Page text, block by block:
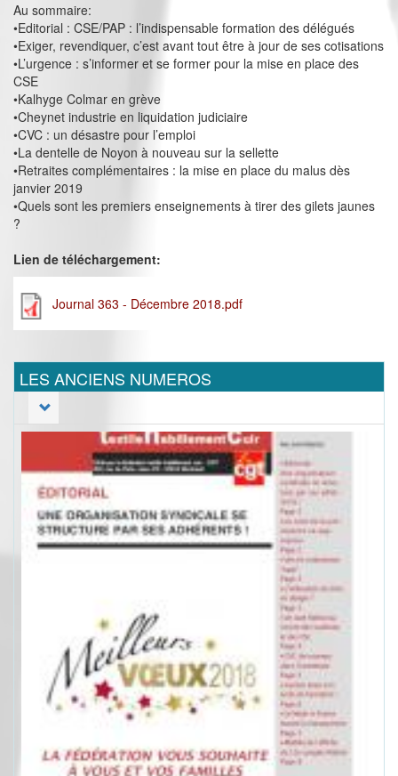
Au sommaire:
•Editorial : CSE/PAP : l’indispensable formation des délégués
•Exiger, revendiquer, c’est avant tout être à jour de ses cotisations
•L’urgence : s’informer et se former pour la mise en place des
CSE
•Kalhyge Colmar en grève
•Cheynet industrie en liquidation judiciaire
•CVC : un désastre pour l’emploi
•La dentelle de Noyon à nouveau sur la sellette
•Retraites complémentaires : la mise en place du malus dès
janvier 2019
•Quels sont les premiers enseignements à tirer des gilets jaunes
?
Lien de téléchargement:
Journal 363 - Décembre 2018.pdf
LES ANCIENS NUMEROS